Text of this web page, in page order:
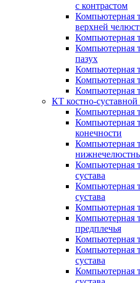
с контрастом
Компьютерная
верхней
Компьютерная
Компьютерная
пазух
Компьютерная
Компьютерная
Компьютерная
КТ костно-
Компьютерная
Компьютерная
конечности
Компьютерная
Компьютерная
сустава
Компьютерная
сустава
Компьютерная
Компьютерная
предплечья
Компьютерная
Компьютерная
сустава
Компьютерная